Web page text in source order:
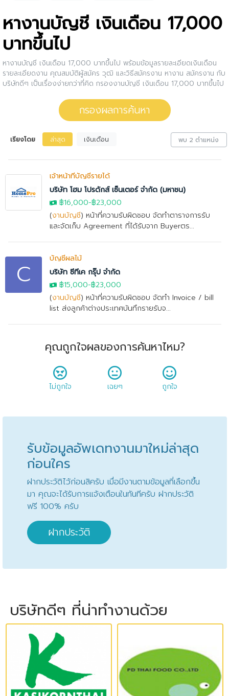
หางานบัญชี เงินเดือน 17,000
บาทขึ้นไป
หางานบัญชี เงินเดือน 17,000 บาทขึ้นไป พร้อมข้อมูลรายละเอียดเงินเดือน
รายละเอียดงาน คุณสมบัติผู้สมัคร วุฒิ และวิธีสมัครงาน หางาน สมัครงาน กับ
บริษัทดีๆ เป็นเรื่องง่ายกว่าที่คิด กรองงานบัญชี เงินเดือน 17,000 บาทขึ้นไป
เลย หรือคุณสามารถปรับการกรองผลการค้นหาได้อีกด้วย
กรองผลการค้นหา
เรียงโดย ล่าสุด เงินเดือน พบ 2 ตำแหน่ง
เจ้าหน้าที่บัญชีรายได้
บริษัท โฮม โปรดักส์ เซ็นเตอร์ จำกัด (มหาชน)
฿16,000-฿23,000
(งานบัญชี) หน้าที่ความรับผิดชอบ จัดทำตารางการรับ
และจัดเก็บ Agreement ที่ได้รับจาก Buyerตร...
C
บัญชีผลไม้
บริษัท ซีทีเค กรุ๊ป จำกัด
฿15,000-฿23,000
(งานบัญชี) หน้าที่ความรับผิดชอบ จัดทำ Invoice / bill
list ส่งลูกค้าต่างประเทศบันทึกรายรับจ...
คุณถูกใจผลของการค้นหาไหม?
ไม่ถูกใจ เฉยๆ ถูกใจ
รับข้อมูลอัพเดทงานมาใหม่ล่าสุด
ก่อนใคร
ฝากประวัติไว้ก่อนสิครับ เมื่อมีงานตามข้อมูลที่เลือกขึ้น
มา คุณจะได้รับการแจ้งเตือนในทันทีครับ ฝากประวัติ
ฟรี 100% ครับ
ฝากประวัติ
บริษัทดีๆ ที่น่าทำงานด้วย